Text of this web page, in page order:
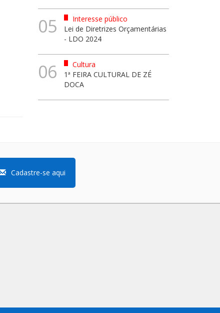
05
Interesse público
Lei de Diretrizes Orçamentárias
- LDO 2024
06
Cultura
1ª FEIRA CULTURAL DE ZÉ
DOCA
Cadastre-se aqui